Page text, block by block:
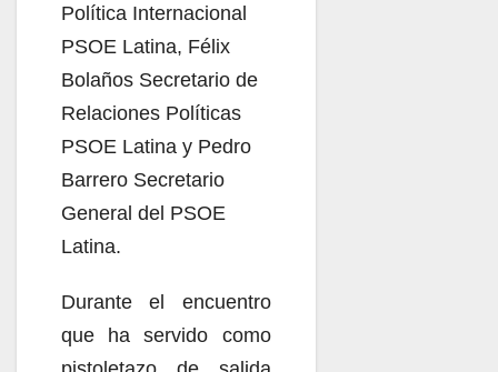
Política Internacional
PSOE Latina, Félix
Bolaños Secretario de
Relaciones Políticas
PSOE Latina y Pedro
Barrero Secretario
General del PSOE
Latina.
Durante el encuentro
que ha servido como